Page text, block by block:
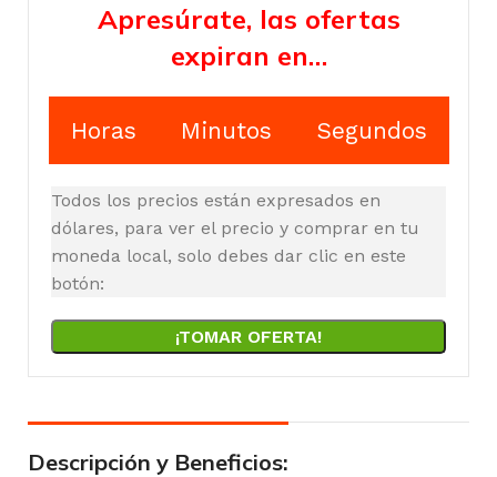
Apresúrate, las ofertas
expiran en…
Horas Minutos Segundos
Todos los precios están expresados en
dólares, para ver el precio y comprar en tu
moneda local, solo debes dar clic en este
botón:
¡TOMAR OFERTA!
Descripción y Beneficios: